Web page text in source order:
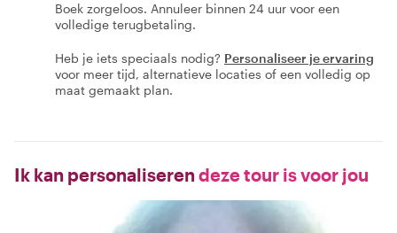
Boek zorgeloos. Annuleer binnen 24 uur voor een
volledige terugbetaling.
Heb je iets speciaals nodig? Personaliseer je ervaring
voor meer tijd, alternatieve locaties of een volledig op
maat gemaakt plan.
Ik kan personaliseren deze tour is voor jou